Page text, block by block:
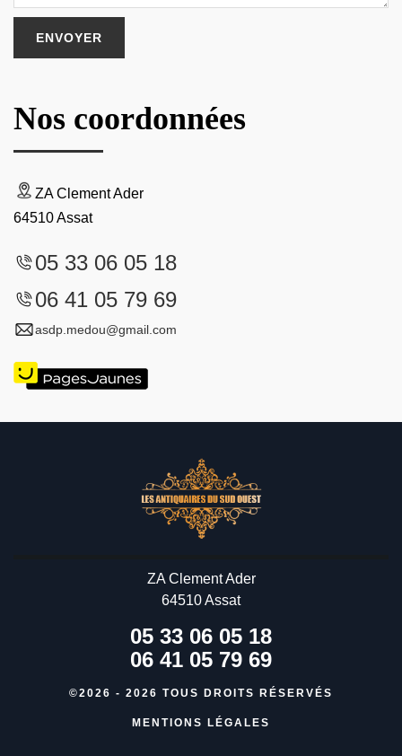
Nos coordonnées
ZA Clement Ader
64510 Assat
05 33 06 05 18
06 41 05 79 69
asdp.medou@gmail.com
ZA Clement Ader
64510 Assat
05 33 06 05 18
06 41 05 79 69
©2026 - 2026 TOUS DROITS RÉSERVÉS
MENTIONS LÉGALES